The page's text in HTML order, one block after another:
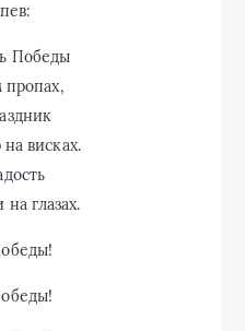
Победы
висках.
глазах.